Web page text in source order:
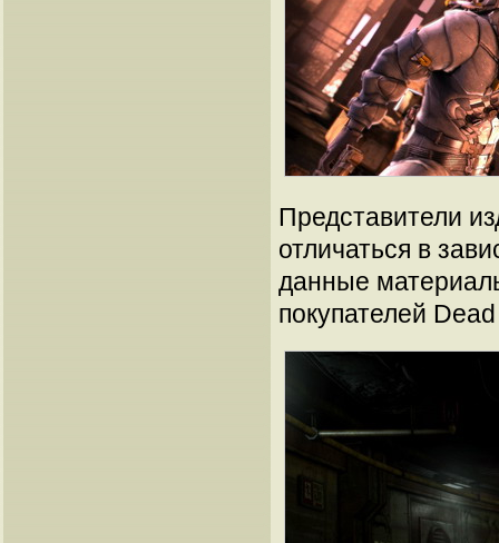
Представители
отличаться в
данные
покупателей